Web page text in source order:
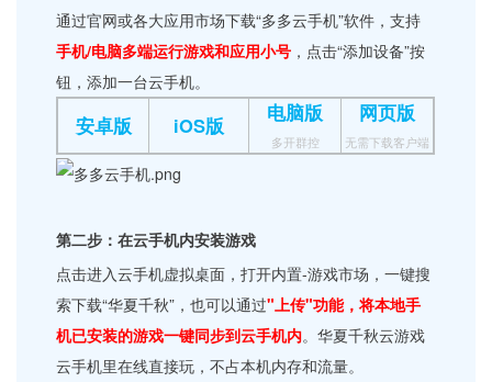
通过官网或各大应用市场下载“多多云手机”软件，支持
手机/电脑多端运行游戏和应用小号 ，点击“添加设备”按
钮，添加一台云手机。
安卓版 iOS版 电脑版
多开群控
网页版
无需下载客户端
第二步：在云手机内安装游戏
点击进入云手机虚拟桌面，打开内置-游戏市场，一键搜
索下载“华夏千秋”，也可以通过"上传"功能，将本地手
机已安装的游戏一键同步到云手机内。华夏千秋云游戏
云手机里在线直接玩，不占本机内存和流量。